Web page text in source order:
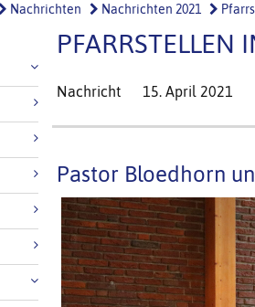
Nachrichten Nachrichten 2021
PFARRSTELLEN
Nachricht 15. April 2021
Pastor Bloedhorn